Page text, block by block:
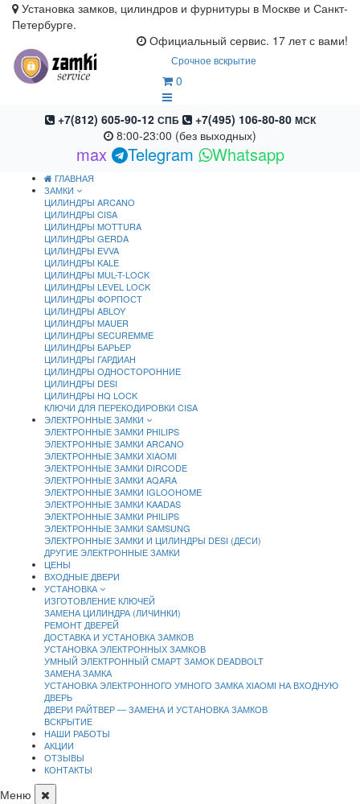
Установка замков, цилиндров и фурнитуры в Москве и Санкт-
Петербурге.
Официальный сервис. 17 лет с вами!
Срочное вскрытие
0
+7(812) 605-90-12 СПБ +7(495) 106-80-80 МСК
8:00-23:00 (без выходных)
max Telegram Whatsapp
ГЛАВНАЯ
ЗАМКИ
ЦИЛИНДРЫ ARCANO
ЦИЛИНДРЫ CISA
ЦИЛИНДРЫ MOTTURA
ЦИЛИНДРЫ GERDA
ЦИЛИНДРЫ EVVA
ЦИЛИНДРЫ KALE
ЦИЛИНДРЫ MUL-T-LOCK
ЦИЛИНДРЫ LEVEL LOCK
ЦИЛИНДРЫ ФОРПОСТ
ЦИЛИНДРЫ ABLOY
ЦИЛИНДРЫ MAUER
ЦИЛИНДРЫ SECUREMME
ЦИЛИНДРЫ БАРЬЕР
ЦИЛИНДРЫ ГАРДИАН
ЦИЛИНДРЫ ОДНОСТОРОННИЕ
ЦИЛИНДРЫ DESI
ЦИЛИНДРЫ HQ LOCK
КЛЮЧИ ДЛЯ ПЕРЕКОДИРОВКИ CISA
ЭЛЕКТРОННЫЕ ЗАМКИ
ЭЛЕКТРОННЫЕ ЗАМКИ PHILIPS
ЭЛЕКТРОННЫЕ ЗАМКИ ARCANO
ЭЛЕКТРОННЫЕ ЗАМКИ XIAOMI
ЭЛЕКТРОННЫЕ ЗАМКИ DIRCODE
ЭЛЕКТРОННЫЕ ЗАМКИ AQARA
ЭЛЕКТРОННЫЕ ЗАМКИ IGLOOHOME
ЭЛЕКТРОННЫЕ ЗАМКИ KAADAS
ЭЛЕКТРОННЫЕ ЗАМКИ PHILIPS
ЭЛЕКТРОННЫЕ ЗАМКИ SAMSUNG
ЭЛЕКТРОННЫЕ ЗАМКИ И ЦИЛИНДРЫ DESI (ДЕСИ)
ДРУГИЕ ЭЛЕКТРОННЫЕ ЗАМКИ
ЦЕНЫ
ВХОДНЫЕ ДВЕРИ
УСТАНОВКА
ИЗГОТОВЛЕНИЕ КЛЮЧЕЙ
ЗАМЕНА ЦИЛИНДРА (ЛИЧИНКИ)
РЕМОНТ ДВЕРЕЙ
ДОСТАВКА И УСТАНОВКА ЗАМКОВ
УСТАНОВКА ЭЛЕКТРОННЫХ ЗАМКОВ
УМНЫЙ ЭЛЕКТРОННЫЙ СМАРТ ЗАМОК DEADBOLT
ЗАМЕНА ЗАМКА
УСТАНОВКА ЭЛЕКТРОННОГО УМНОГО ЗАМКА XIAOMI НА ВХОДНУЮ
ДВЕРЬ
ДВЕРИ РАЙТВЕР — ЗАМЕНА И УСТАНОВКА ЗАМКОВ
ВСКРЫТИЕ
НАШИ РАБОТЫ
АКЦИИ
ОТЗЫВЫ
КОНТАКТЫ
Меню